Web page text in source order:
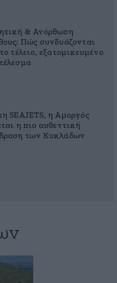
& Ανόρθωση
Πώς συνδυάζονται
τέλειο, εξατομικευμένο
SEAJETS, η Αμοργός
η πιο αυθεντική
των Κυκλάδων